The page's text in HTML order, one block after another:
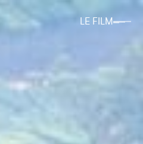
LE FILM